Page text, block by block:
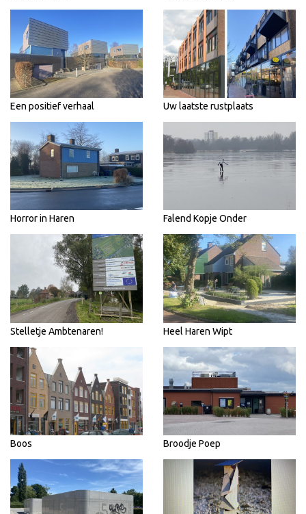
Een positief verhaal Uw laatste rustplaats
Horror in Haren Falend Kopje Onder
Stelletje Ambtenaren! Heel Haren Wipt
Boos Broodje Poep